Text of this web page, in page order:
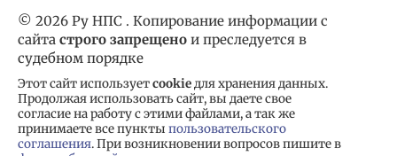
© 2026 Ру НПС . Копирование информации с
сайта строго запрещено и преследуется в
судебном порядке
Этот сайт используетcookieдля хранения данных.
Продолжая использовать сайт, вы даете свое
согласие на работу с этими файлами, а так же
принимаете все пункты пользовательского
соглашения. При возникновении вопросов пишите в